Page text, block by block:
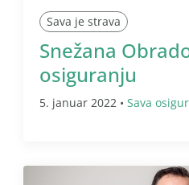
Sava je strava
Snežana
osiguranju
5. januar 2022 • Sava